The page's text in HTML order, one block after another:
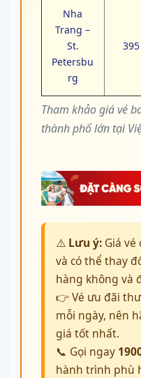
Tham khảo giá vé
thành phố lớn tại
Nha
Trang –
St.
Petersbu
rg
395
⚠️ Lưu ý:Giá vé
và có thể thay
hàng không và
👉 Vé ưu đãi
mỗi ngày, nên
giá tốt nhất.
📞 Gọi ngay
hành trình phù